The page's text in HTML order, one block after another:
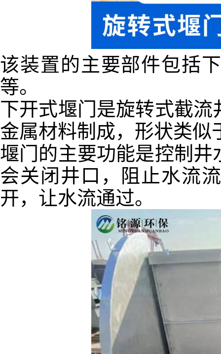
该装置的主要部件包括
等。
下开式堰门是旋转式截
金属材料制成，形状类似
堰门的主要功能是控制
会关闭井口，阻止水流
开，让水流通过。